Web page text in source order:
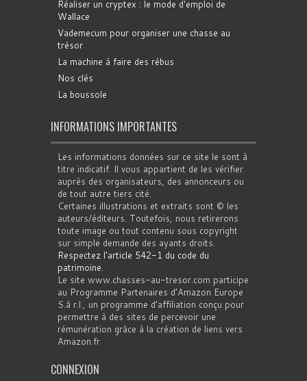
Réaliser un cryptex : le mode d'emploi de
Wallace
Vademecum pour organiser une chasse au
trésor
La machine à faire des rébus
Nos clés
La boussole
INFORMATIONS IMPORTANTES
Les informations données sur ce site le sont à
titre indicatif. Il vous appartient de les vérifier
auprès des organisateurs, des annonceurs ou
de tout autre tiers cité.
Certaines illustrations et extraits sont © les
auteurs/éditeurs. Toutefois, nous retirerons
toute image ou tout contenu sous copyright
sur simple demande des ayants droits.
Respectez l'article 542-1 du code du
patrimoine.
Le site www.chasses-au-tresor.com participe
au Programme Partenaires d’Amazon Europe
S.à r.l., un programme d’affiliation conçu pour
permettre à des sites de percevoir une
rémunération grâce à la création de liens vers
Amazon.fr
CONNEXION